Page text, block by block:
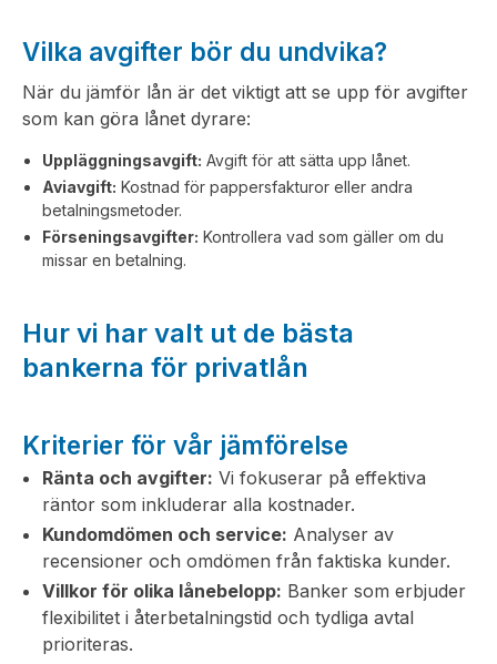
Vilka avgifter bör du undvika?
När du jämför lån är det viktigt att se upp för avgifter
som kan göra lånet dyrare:
Uppläggningsavgift: Avgift för att sätta upp lånet.
Aviavgift: Kostnad för pappersfakturor eller andra
betalningsmetoder.
Förseningsavgifter: Kontrollera vad som gäller om du
missar en betalning.
Hur vi har valt ut de bästa
bankerna för privatlån
Kriterier för vår jämförelse
Ränta och avgifter: Vi fokuserar på effektiva
räntor som inkluderar alla kostnader.
Kundomdömen och service: Analyser av
recensioner och omdömen från faktiska kunder.
Villkor för olika lånebelopp: Banker som erbjuder
flexibilitet i återbetalningstid och tydliga avtal
prioriteras.